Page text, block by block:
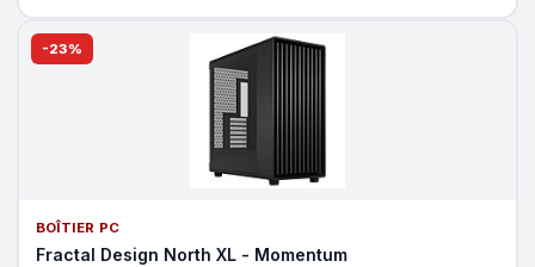
-23%
BOÎTIER PC
Fractal Design North XL - Momentum